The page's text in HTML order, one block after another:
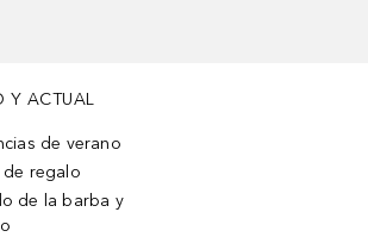
Y ACTUAL
de verano
de regalo
de la barba y